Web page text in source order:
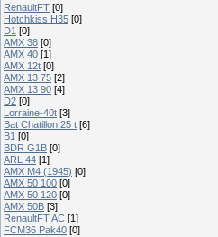
RenaultFT [0]
Hotchkiss H35 [0]
D1 [0]
AMX 38 [0]
AMX 40 [1]
AMX 12t [0]
AMX 13 75 [2]
AMX 13 90 [4]
D2 [0]
Lorraine-40t [3]
Bat Chatillon 25 t [6]
B1 [0]
BDR G1B [0]
ARL 44 [1]
AMX M4 (1945) [0]
AMX 50 100 [0]
AMX 50 120 [0]
AMX 50B [3]
RenaultFT AC [1]
FCM36 Pak40 [0]